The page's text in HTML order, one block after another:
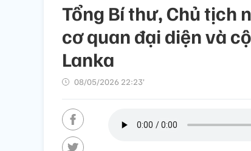
Tổng Bí thư, Chủ tịch
cơ quan đại diện và
Lanka
08/05/2026 22:23’